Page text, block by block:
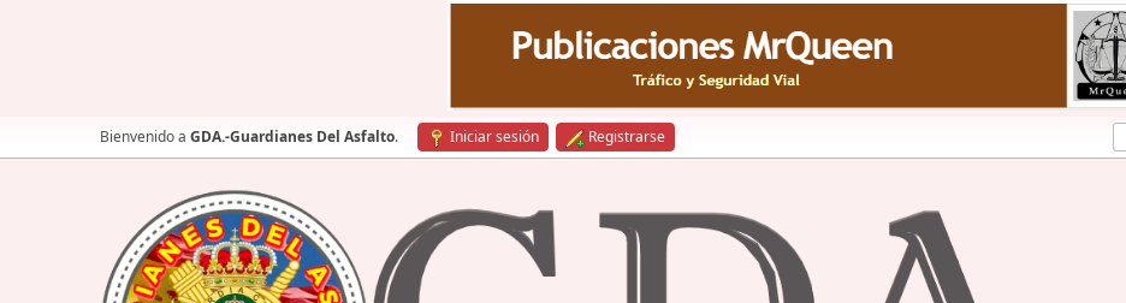
Bienvenido a GDA.-Guardianes Del Asfalto. Iniciar sesión Registrarse